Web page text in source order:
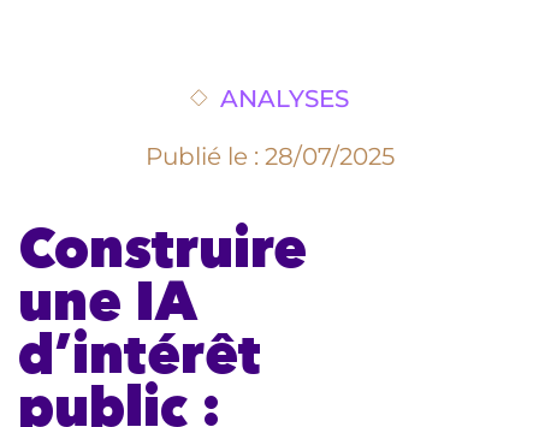
ANALYSES
Publié le : 28/07/2025
Construire
une IA
d’intérêt
public :